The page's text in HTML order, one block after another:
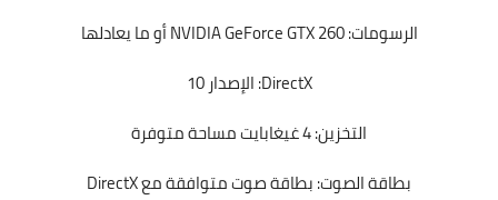
الرسومات: NVIDIA GeForce GTX 260 أو ما يعادلها
DirectX: الإصدار 10
التخزين: 4 غيغابايت مساحة متوفرة
بطاقة الصوت: بطاقة صوت متوافقة مع DirectX